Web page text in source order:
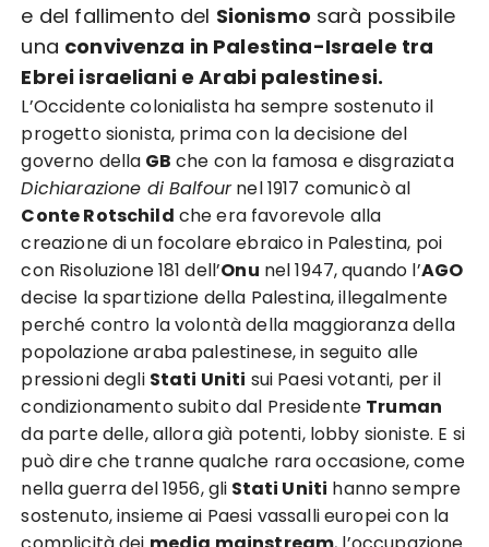
e del fallimento del Sionismo sarà possibile
una convivenza in Palestina-Israele tra
Ebrei israeliani e Arabi palestinesi.
L’Occidente colonialista ha sempre sostenuto il
progetto sionista, prima con la decisione del
governo della GB che con la famosa e disgraziata
Dichiarazione di Balfournel 1917 comunicò al
Conte Rotschild che era favorevole alla
creazione di un focolare ebraico in Palestina, poi
con Risoluzione 181 dell’Onu nel 1947, quando l’AGO
decise la spartizione della Palestina, illegalmente
perché contro la volontà della maggioranza della
popolazione araba palestinese, in seguito alle
pressioni degli Stati Uniti sui Paesi votanti, per il
condizionamento subito dal Presidente Truman
da parte delle, allora già potenti, lobby sioniste. E si
può dire che tranne qualche rara occasione, come
nella guerra del 1956, gli Stati Uniti hanno sempre
sostenuto, insieme ai Paesi vassalli europei con la